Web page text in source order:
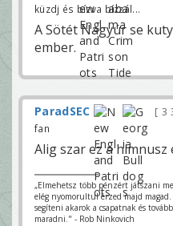
küzdj és bízva bízzál...
A Sötét Nagyúr se
ember.
ParadSEC 3
fan
Alig szar ez a himnusz
„Elmehetsz több pénzért játszani
elég nyomorultul érzed majd
segíteni akarok a csapatnak és
maradni." - Rob Ninkovich